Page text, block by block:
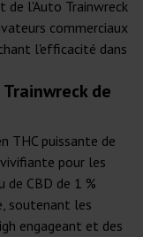
de l'Auto Trainwreck
commerciaux
l'efficacité dans
de
THC puissante de
pour les
de CBD de 1 %
soutenant les
engageant et des